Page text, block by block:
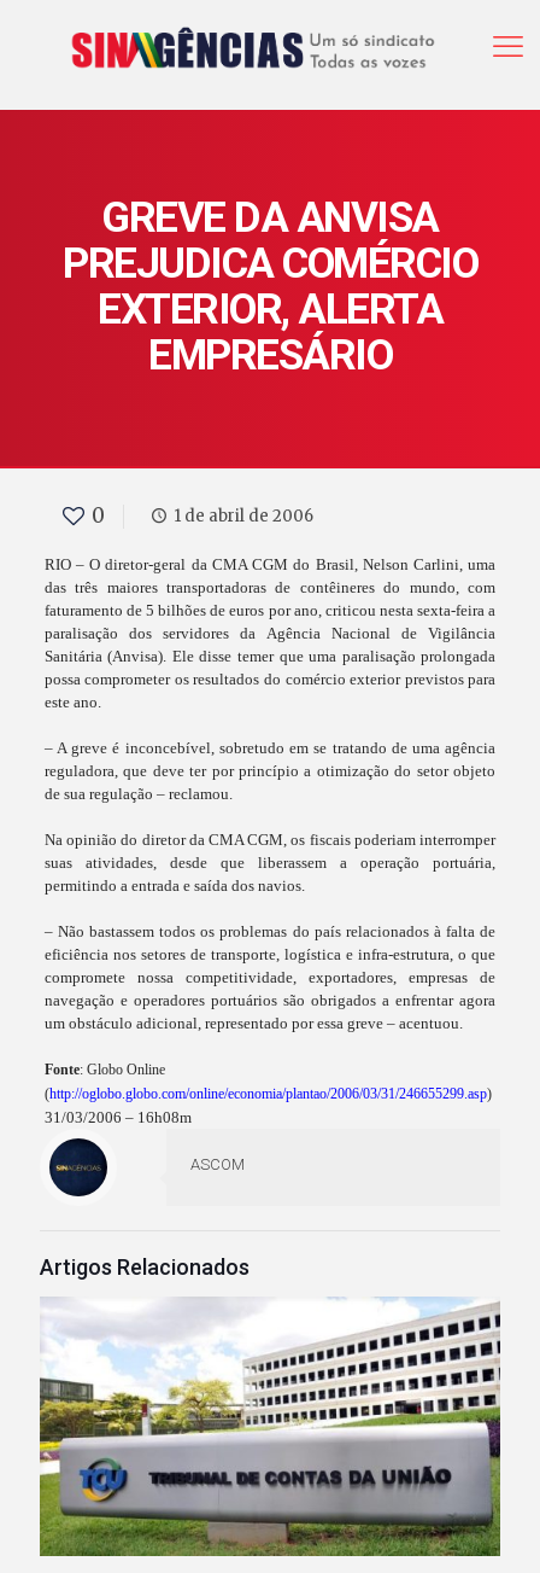
GREVE DA ANVISA
PREJUDICA COMÉRCIO
EXTERIOR, ALERTA
EMPRESÁRIO
0 1 de abril de 2006
RIO – O diretor-geral da CMA CGM do Brasil, Nelson Carlini, uma
das três maiores transportadoras de contêineres do mundo, com
faturamento de 5 bilhões de euros por ano, criticou nesta sexta-feira a
paralisação dos servidores da Agência Nacional de Vigilância
Sanitária (Anvisa). Ele disse temer que uma paralisação prolongada
possa comprometer os resultados do comércio exterior previstos para
este ano.
– A greve é inconcebível, sobretudo em se tratando de uma agência
reguladora, que deve ter por princípio a otimização do setor objeto
de sua regulação – reclamou.
Na opinião do diretor da CMA CGM, os fiscais poderiam interromper
suas atividades, desde que liberassem a operação portuária,
permitindo a entrada e saída dos navios.
– Não bastassem todos os problemas do país relacionados à falta de
eficiência nos setores de transporte, logística e infra-estrutura, o que
compromete nossa competitividade, exportadores, empresas de
navegação e operadores portuários são obrigados a enfrentar agora
um obstáculo adicional, representado por essa greve – acentuou.
Fonte: Globo Online
(http://oglobo.globo.com/online/economia/plantao/2006/03/31/246655299.asp)
31/03/2006 – 16h08m
ASCOM
Artigos Relacionados